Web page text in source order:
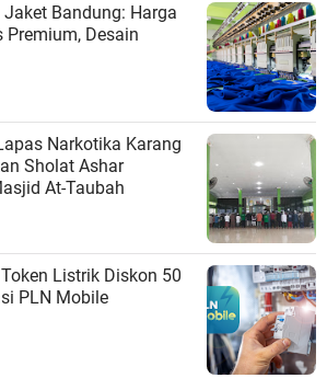
Bandung: Harga
Premium, Desain
Narkotika Karang
Sholat Ashar
At-Taubah
Listrik Diskon 50
PLN Mobile